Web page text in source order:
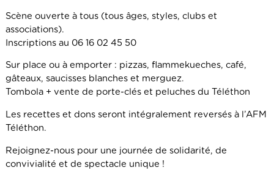
Scène ouverte à tous (tous âges, styles, clubs et
associations).
Inscriptions au 06 16 02 45 50
Sur place ou à emporter : pizzas, flammekueches, café,
gâteaux, saucisses blanches et merguez.
Tombola + vente de porte-clés et peluches du Téléthon
Les recettes et dons seront intégralement reversés à l’AFM
Téléthon.
Rejoignez-nous pour une journée de solidarité, de
convivialité et de spectacle unique !